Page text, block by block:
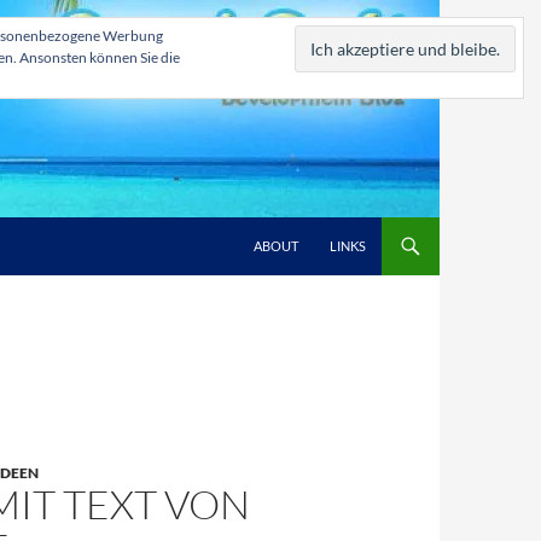
ABOUT LINKS
TEXT VON
Werbung
Ansonsten können Sie die